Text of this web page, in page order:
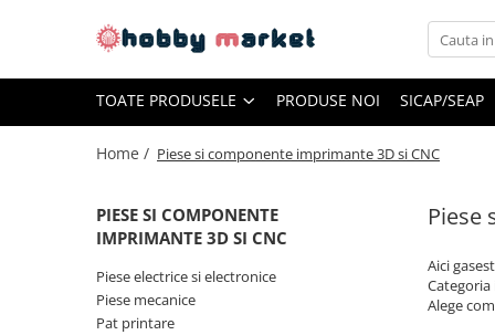
PLA SILK
TOATE PRODUSELE PRODUSE NOI SICAP/SEAP
Home / Piese si componente imprimante 3D si CNC
Piese
Aici
Alege
PIESE SI COMPONENTE
IMPRIMANTE 3D SI CNC
Piese electrice si electronice
Piese mecanice
Pat printare